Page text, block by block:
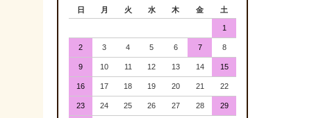
日 月 火 水 木 金 土
1
2 3 4 5 6 7 8
9 10 11 12 13 14 15
16 17 18 19 20 21 22
23 24 25 26 27 28 29